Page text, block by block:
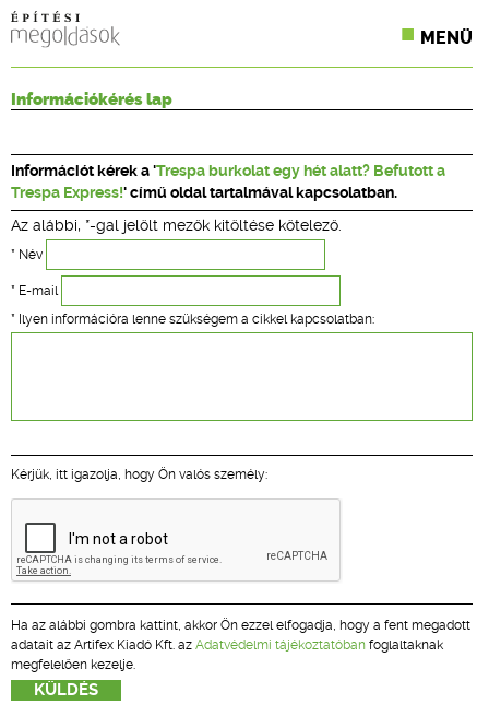
MENÜ
CPR TERMÉKKIÍRÁS
ÉPÍTÉSI JOG
ONLINE KÉPZÉSEK
TERVEZÉSI SEGÉDLETEK
Információkérés lap
Információt kérek a 'Trespa burkolat egy hét alatt? Befutott a
Trespa Express!' című oldal tartalmával kapcsolatban.
Az alábbi, *-gal jelölt mezők kitöltése kötelező.
* Név
* E-mail
* Ilyen információra lenne szükségem a cikkel kapcsolatban:
Kérjük, itt igazolja, hogy Ön valós személy:
Ha az alábbi gombra kattint, akkor Ön ezzel elfogadja, hogy a fent megadott
adatait az Artifex Kiadó Kft. az Adatvédelmi tájékoztatóban foglaltaknak
megfelelően kezelje.